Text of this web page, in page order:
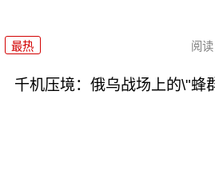
最热 阅读
千机压境：俄乌战场上的\"蜂